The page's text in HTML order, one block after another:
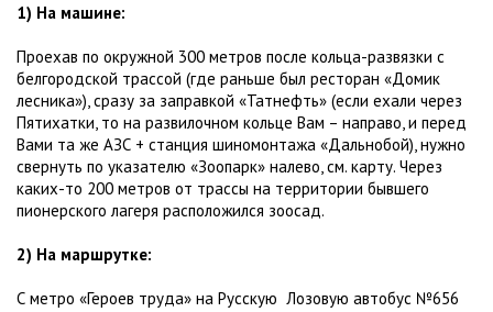
1) На машине:
Проехав по окружной 300 метров после кольца-развязки с
белгородской трассой (где раньше был ресторан «Домик
лесника»), сразу за заправкой «Татнефть» (если ехали через
Пятихатки, то на развилочном кольце Вам – направо, и перед
Вами та же АЗС + станция шиномонтажа «Дальнобой), нужно
свернуть по указателю «Зоопарк» налево, см. карту. Через
каких-то 200 метров от трассы на территории бывшего
пионерского лагеря расположился зоосад.
2) На маршрутке:
С метро «Героев труда» на Русскую Лозовую автобус №656